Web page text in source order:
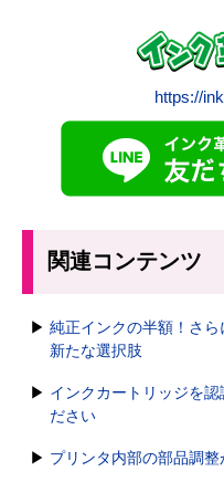
https://
関連コンテンツ
純正インクの半額！さ
新たな選択肢
インクカートリッジを
ださい
プリンタ内部の部品調整